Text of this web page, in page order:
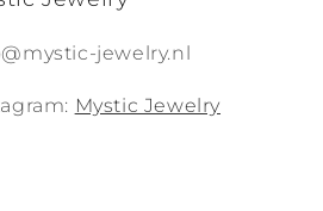
jewelry.nl
Mystic Jewelry